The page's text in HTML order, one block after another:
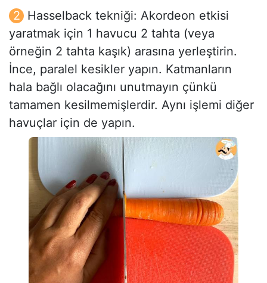
Hasselback tekniği: Akordeon etkisi
yaratmak için 1 havucu 2 tahta (veya
örneğin 2 tahta kaşık) arasına yerleştirin.
İnce, paralel kesikler yapın. Katmanların
hala bağlı olacağını unutmayın çünkü
tamamen kesilmemişlerdir. Aynı işlemi diğer
havuçlar için de yapın.